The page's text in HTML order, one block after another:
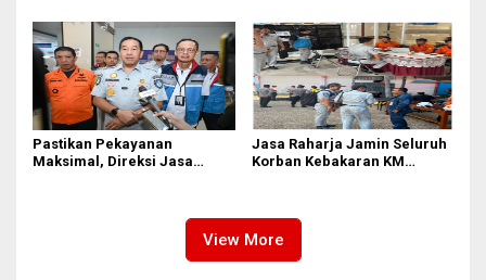
Pastikan Pekayanan
Maksimal, Direksi Jasa
Jasa Raharja Jamin Seluruh
Korban Kebakaran KM
View More